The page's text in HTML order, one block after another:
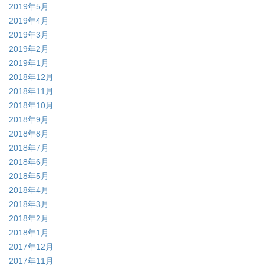
2019年5月
2019年4月
2019年3月
2019年2月
2019年1月
2018年12月
2018年11月
2018年10月
2018年9月
2018年8月
2018年7月
2018年6月
2018年5月
2018年4月
2018年3月
2018年2月
2018年1月
2017年12月
2017年11月